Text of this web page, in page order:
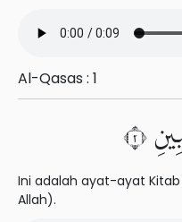
Al-Qasas : 1
٢
Ini adalah ayat-ayat
Allah).